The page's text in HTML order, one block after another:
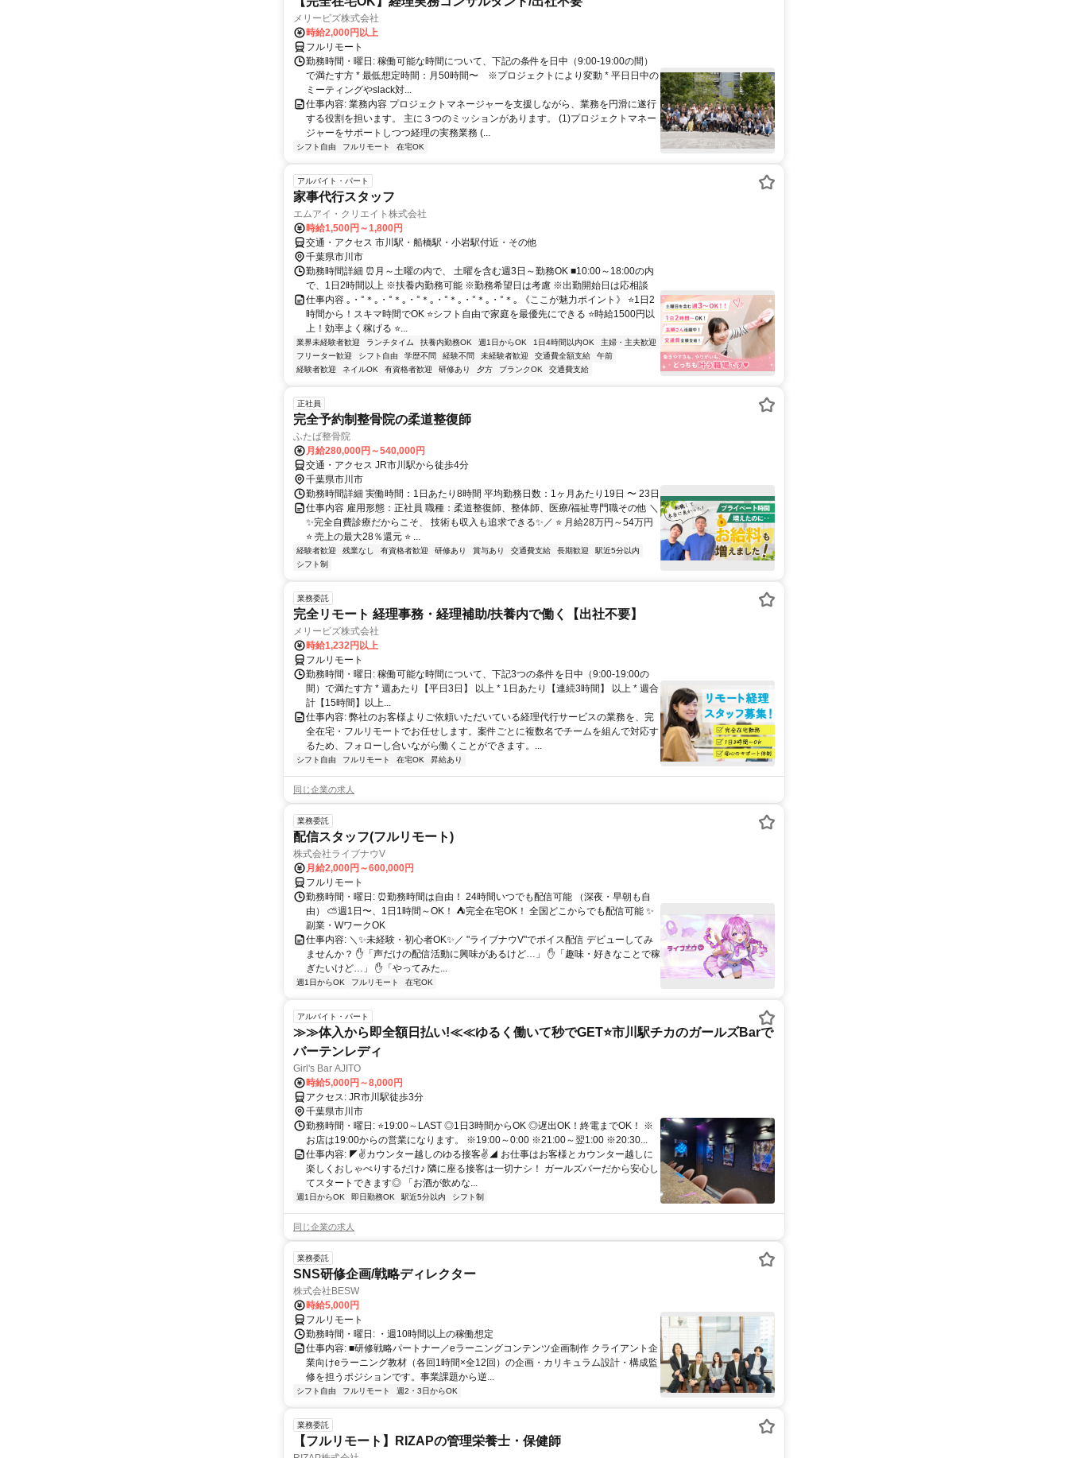
メリービズ株式会社
時給2,000円以上
フルリモート
勤務時間・曜日: 稼働可能な時間について、下記の条件を日中（9:00-19:00の間）
で満たす方 * 最低想定時間：月50時間〜 ※プロジェクトにより変動 * 平日日中の
ミーティングやslack対...
仕事内容: 業務内容 プロジェクトマネージャーを支援しながら、業務を円滑に遂行
する役割を担います。 主に３つのミッションがあります。 (1)プロジェクトマネー
ジャーをサポートしつつ経理の実務業務 (...
シフト自由 フルリモート 在宅OK
アルバイト・パート
家事代行スタッフ
エムアイ・クリエイト株式会社
時給1,500円～1,800円
交通・アクセス 市川駅・船橋駅・小岩駅付近・その他
千葉県市川市
勤務時間詳細 ⏰月～土曜の内で、 土曜を含む週3日～勤務OK ■10:00～18:00の内
で、1日2時間以上 ※扶養内勤務可能 ※勤務希望日は考慮 ※出勤開始日は応相談
仕事内容 ｡・°＊｡・°＊｡・°＊｡・°＊｡・°＊｡・°＊｡ 《ここが魅力ポイント》 ⭐1日2
時間から！スキマ時間でOK ⭐シフト自由で家庭を最優先にできる ⭐時給1500円以
上！効率よく稼げる ⭐...
業界未経験者歓迎 ランチタイム 扶養内勤務OK 週1日からOK 1日4時間以内OK
主婦・主夫歓迎
フリーター歓迎
シフト自由 学歴不問 経験不問 未経験者歓迎 交通費全額支給
午前
経験者歓迎
ネイルOK 有資格者歓迎 研修あり 夕方 ブランクOK 交通費支給
正社員
完全予約制整骨院の柔道整復師
ふたば整骨院
月給280,000円～540,000円
交通・アクセス JR市川駅から徒歩4分
千葉県市川市
勤務時間詳細 実働時間：1日あたり8時間 平均勤務日数：1ヶ月あたり19日 〜 23日
仕事内容 雇用形態：正社員 職種：柔道整復師、整体師、医療/福祉専門職その他 ＼
✨完全自費診療だからこそ、 技術も収入も追求できる✨／ ⭐ 月給28万円～54万円
⭐ 売上の最大28％還元 ⭐ ...
経験者歓迎 残業なし 有資格者歓迎 研修あり 賞与あり 交通費支給 長期歓迎
駅近5分以内
シフト制
業務委託
完全リモート 経理事務・経理補助/扶養内で働く【出社不要】
メリービズ株式会社
時給1,232円以上
フルリモート
勤務時間・曜日: 稼働可能な時間について、下記3つの条件を日中（9:00-19:00の
間）で満たす方 * 週あたり【平日3日】 以上 * 1日あたり【連続3時間】 以上 * 週合
計【15時間】以上...
仕事内容: 弊社のお客様よりご依頼いただいている経理代行サービスの業務を、完
全在宅・フルリモートでお任せします。案件ごとに複数名でチームを組んで対応す
るため、フォローし合いながら働くことができます。...
シフト自由 フルリモート 在宅OK 昇給あり
同じ企業の求人
業務委託
配信スタッフ(フルリモート)
株式会社ライブナウV
月給2,000円～600,000円
フルリモート
勤務時間・曜日: ⏰勤務時間は自由！ 24時間いつでも配信可能 （深夜・早朝も自
由） ⛅週1日〜、1日1時間～OK！ ⛺完全在宅OK！ 全国どこからでも配信可能 ✨
副業・WワークOK
仕事内容: ＼✨未経験・初心者OK✨／ "ライブナウV"でボイス配信 デビューしてみ
ませんか？ ✋「声だけの配信活動に興味があるけど…」 ✋「趣味・好きなことで稼
ぎたいけど…」 ✋「やってみた...
週1日からOK フルリモート 在宅OK
アルバイト・パート
≫≫体入から即全額日払い!≪≪ゆるく働いて秒でGET⭐市川駅チカのガールズBarで
バーテンレディ
Girl's Bar AJITO
時給5,000円～8,000円
アクセス: JR市川駅徒歩3分
千葉県市川市
勤務時間・曜日: ⭐19:00～LAST ◎1日3時間からOK ◎遅出OK！終電までOK！ ※
お店は19:00からの営業になります。 ※19:00～0:00 ※21:00～翌1:00 ※20:30...
仕事内容: ◤✌カウンター越しのゆる接客✌◢ お仕事はお客様とカウンター越しに
楽しくおしゃべりするだけ♪ 隣に座る接客は一切ナシ！ ガールズバーだから安心し
てスタートできます◎ 「お酒が飲めな...
週1日からOK 即日勤務OK 駅近5分以内 シフト制
同じ企業の求人
業務委託
SNS研修企画/戦略ディレクター
株式会社BESW
時給5,000円
フルリモート
勤務時間・曜日: ・週10時間以上の稼働想定
仕事内容: ■研修戦略パートナー／eラーニングコンテンツ企画制作 クライアント企
業向けeラーニング教材（各回1時間×全12回）の企画・カリキュラム設計・構成監
修を担うポジションです。事業課題から逆...
シフト自由 フルリモート 週2・3日からOK
業務委託
【フルリモート】RIZAPの管理栄養士・保健師